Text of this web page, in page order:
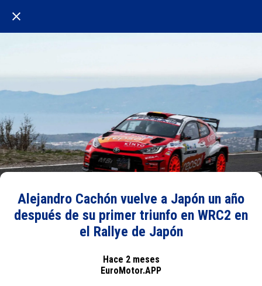
Alejandro Cachón vuelve a Japón un año
después de su primer triunfo en WRC2 en
el Rallye de Japón
Hace 2 meses
EuroMotor.APP